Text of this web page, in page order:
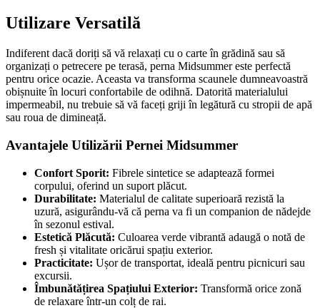
Utilizare Versatilă
Indiferent dacă doriți să vă relaxați cu o carte în grădină sau să
organizați o petrecere pe terasă, perna Midsummer este perfectă
pentru orice ocazie. Aceasta va transforma scaunele dumneavoastră
obișnuite în locuri confortabile de odihnă. Datorită materialului
impermeabil, nu trebuie să vă faceți griji în legătură cu stropii de apă
sau roua de dimineață.
Avantajele Utilizării Pernei Midsummer
Confort Sporit: Fibrele sintetice se adaptează formei
corpului, oferind un suport plăcut.
Durabilitate: Materialul de calitate superioară rezistă la
uzură, asigurându-vă că perna va fi un companion de nădejde
în sezonul estival.
Estetică Plăcută: Culoarea verde vibrantă adaugă o notă de
fresh și vitalitate oricărui spațiu exterior.
Practicitate: Ușor de transportat, ideală pentru picnicuri sau
excursii.
Îmbunătățirea Spațiului Exterior: Transformă orice zonă
de relaxare într-un colț de rai.